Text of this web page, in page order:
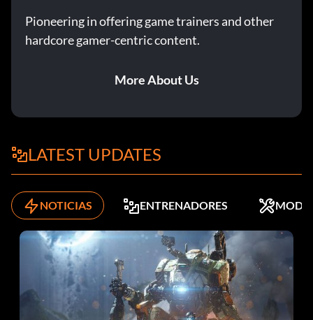
Pioneering in offering game trainers and other
hardcore gamer-centric content.
More About Us
LATEST UPDATES
NOTICIAS ENTRENADORES MODS